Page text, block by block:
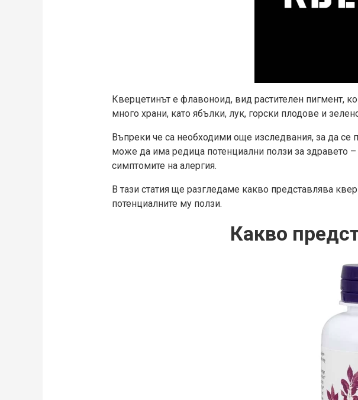
Кверцетинът е флавоноид, вид растителен пигмент,
много храни, като ябълки, лук, горски плодове и
Въпреки че са необходими още изследвания, за да се
може да има редица потенциални ползи за здравето
симптомите на алергия.
В тази статия ще разгледаме какво представлява
потенциалните му ползи.
Какво